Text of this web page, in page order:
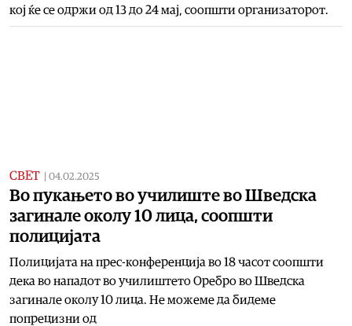
кој ќе се одржи од 13 до 24 мај, соопшти организаторот.
СВЕТ 04.02.2025
Во пукањето во училиште во Шведска
загинале околу 10 лица, соопшти
полицијата
Полицијата на прес-конференција во 18 часот соопшти
дека во нападот во училиштето Oребро во Шведска
загинале околу 10 лица. Не можеме да бидеме
попрецизни од